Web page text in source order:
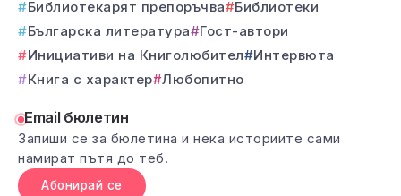
Библиотекарят препоръчва
Библиотеки
Българска литература
Гост-автори
Инициативи на Книголюбител
Интервюта
Книга с характер Любопитно
Email бюлетин
Запиши се за бюлетина и нека историите сами
намират пътя до теб.
Абонирай се